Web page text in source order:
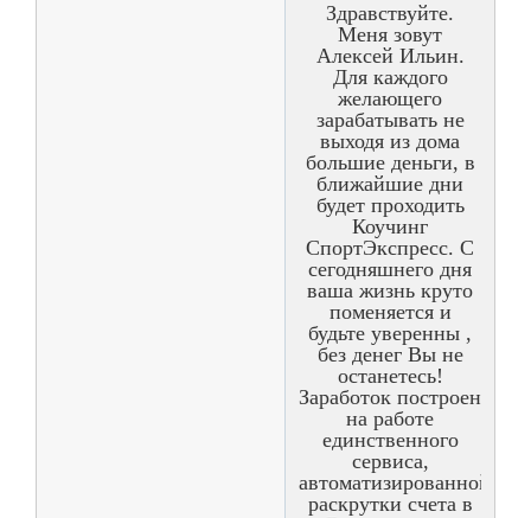
Здравствуйте.
Меня зовут
Алексей Ильин.
Для каждого
желающего
зарабатывать не
выходя из дома
большие деньги, в
ближайшие дни
будет проходить
Коучинг
СпортЭкспресс. С
сегодняшнего дня
ваша жизнь круто
поменяется и
будьте уверенны ,
без денег Вы не
останетесь!
Заработок построен
на работе
единственного
сервиса,
автоматизированной
раскрутки счета в